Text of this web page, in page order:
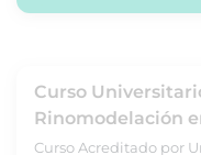
Curso
Rinomodelación
Curso Acreditado por